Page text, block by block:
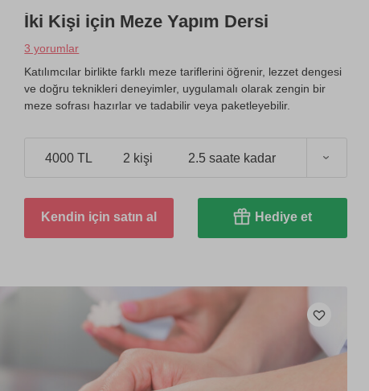
İki Kişi için Meze Yapım Dersi
3 yorumlar
Katılımcılar birlikte farklı meze tariflerini öğrenir, lezzet dengesi
ve doğru teknikleri deneyimler, uygulamalı olarak zengin bir
meze sofrası hazırlar ve tadabilir veya paketleyebilir.
4000 TL 2 kişi 2.5 saate kadar
Kendin için satın al Hediye et